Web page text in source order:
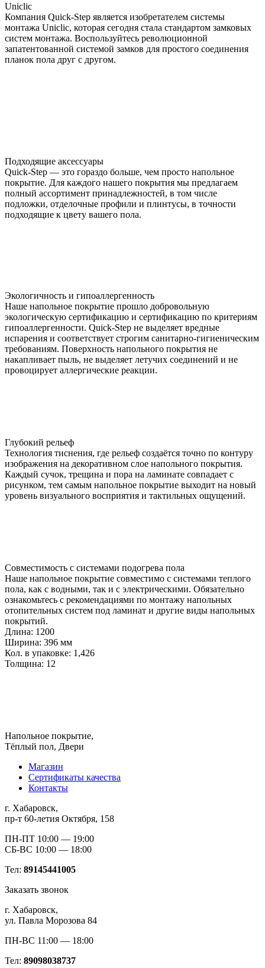
Uniclic
Компания Quick-Step является изобретателем системы
монтажа Uniclic, которая сегодня стала стандартом замковых
систем монтажа. Воспользуйтесь революционной
запатентованной системой замков для простого соединения
планок пола друг с другом.
Подходящие аксессуары
Quick-Step — это гораздо больше, чем просто напольное
покрытие. Для каждого нашего покрытия мы предлагаем
полный ассортимент принадлежностей, в том числе
подложки, отделочные профили и плинтусы, в точности
подходящие к цвету вашего пола.
Экологичность и гипоаллергенность
Наше напольное покрытие прошло добровольную
экологическую сертификацию и сертификацию по критериям
гипоаллергенности. Quick-Step не выделяет вредные
испарения и соответствует строгим санитарно-гигиеническим
требованиям. Поверхность напольного покрытия не
накапливает пыль, не выделяет летучих соединений и не
провоцирует аллергические реакции.
Глубокий рельеф
Технология тиснения, где рельеф создаётся точно по контуру
изображения на декоративном слое напольного покрытия.
Каждый сучок, трещина и пора на ламинате совпадает с
рисунком, тем самым напольное покрытие выходит на новый
уровень визуального восприятия и тактильных ощущений.
Совместимость с системами подогрева пола
Наше напольное покрытие совместимо с системами теплого
пола, как с водными, так и с электрическими. Обязательно
ознакомьтесь с рекомендациями по монтажу напольных
отопительных систем под ламинат и другие виды напольных
покрытий.
Длина: 1200
Ширина: 396 мм
Кол. в упаковке: 1,426
Толщина: 12
Напольное покрытие,
Тёплый пол, Двери
Магазин
Сертификаты качества
Контакты
г. Хабаровск,
пр-т 60-летия Октября, 158
ПН-ПТ 10:00 — 19:00
СБ-ВС 10:00 — 18:00
Тел: 89145441005
Заказать звонок
г. Хабаровск,
ул. Павла Морозова 84
ПН-ВС 11:00 — 18:00
Тел: 89098038737